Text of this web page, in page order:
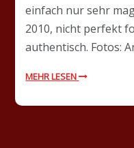
einfach nur sehr
2010, nicht perfekt
authentisch. Fotos:
MEHR LESEN